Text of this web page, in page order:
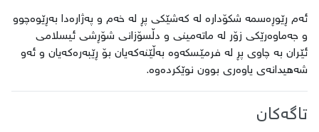
ئەم ڕێوڕەسمە شکۆدارە لە کەشێکی پڕ لە خەم و پەژارەدا بەڕێوەچوو
و جەماوەرێکی زۆر لە ماتەمینی و دڵسۆزانی شۆڕشی ئیسلامی
ئێران بە چاوی پڕ لە فرمێسکەوە بەڵێنەکەیان بۆ ڕێبەرەکەیان و ئەو
شەهیدانەی یاوەری بوون نوێکردەوە.
تاگەکان